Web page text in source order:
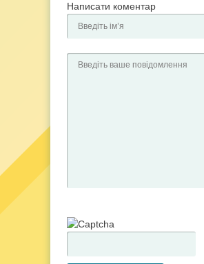
Написати коментар